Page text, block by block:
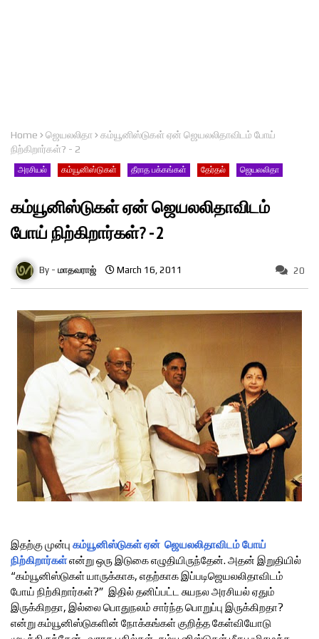
Home ஜெயலலிதா
கம்யூனிஸ்டுகள் ஏன் ஜெயலலிதாவிடம் போய்
நிற்கிறார்கள்? - 2
அரசியல் கம்யூனிஸ்டுகள் தீராத பக்கங்கள் தேர்தல் ஜெயலலிதா
கம்யூனிஸ்டுகள் ஏன் ஜெயலலிதாவிடம்
போய் நிற்கிறார்கள்? - 2
மாதவராஜ் March 16, 2011 20
இதற்கு முன்பு கம்யூனிஸ்டுகள் ஏன் ஜெயலலிதாவிடம் போய்
நிற்கிறார்கள்என்று ஒரு இடுகை எழுதியிருந்தேன். அதன் இறுதியில்
“கம்யூனிஸ்டுகள் யாருக்காக, எதற்காக இப்படிஜெயலலிதாவிடம்
போய் நிற்கிறார்கள்?” இதில் தனிப்பட்ட சுயநல அரசியல் ஏதும்
இருக்கிறதா, இல்லை பொதுநலம் சார்ந்த பொறுப்பு இருக்கிறதா?
என்று கம்யூனிஸ்டுகளின் நோக்கங்கள் குறித்த கேள்வியோடு